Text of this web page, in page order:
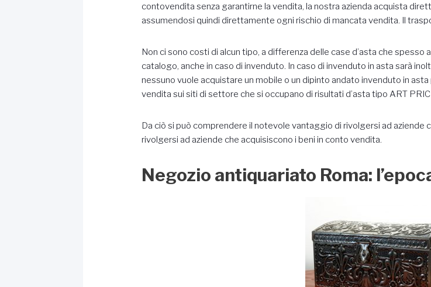
contovendita senza garantirne la vendita, la nostra azienda acquista
assumendosi quindi direttamente ogni rischio di mancata vendita. Il
Non ci sono costi di alcun tipo, a differenza delle case d’asta che
catalogo, anche in caso di invenduto. In caso di invenduto in asta sarà
nessuno vuole acquistare un mobile o un dipinto andato invenduto in
vendita sui siti di settore che si occupano di risultati d’asta tipo ART
Da ciò si può comprendere il notevole vantaggio di rivolgersi ad
rivolgersi ad aziende che acquisiscono i beni in conto vendita.
Negozio antiquariato Roma: